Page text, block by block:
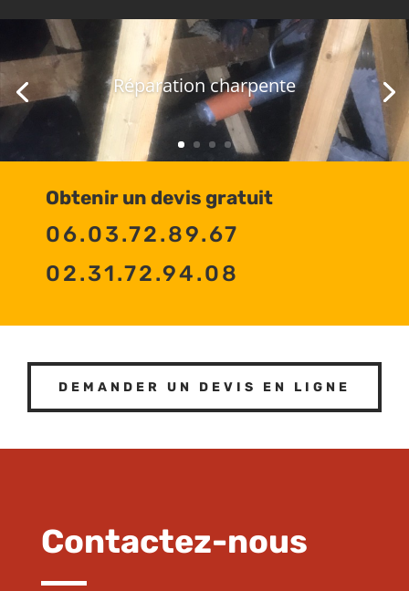
Réparation charpente
Obtenir un devis gratuit
06.03.72.89.67
02.31.72.94.08
DEMANDER UN DEVIS EN LIGNE
Contactez-nous